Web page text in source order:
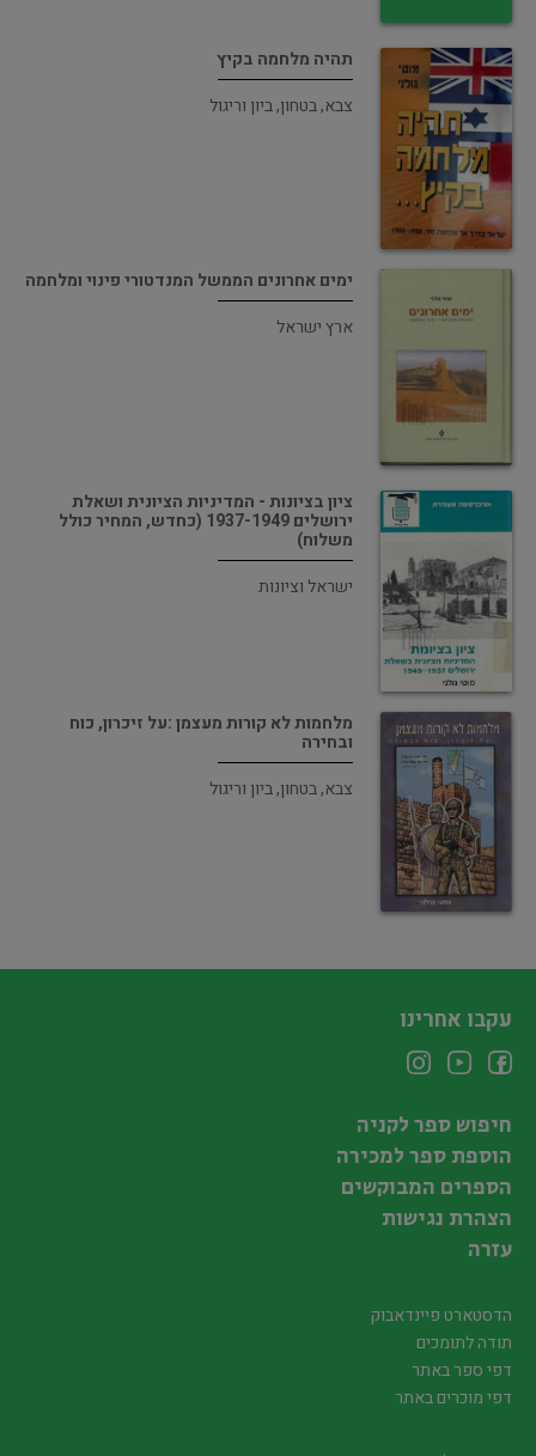
תהיה מלחמה בקיץ
צבא, בטחון, ביון וריגול
ימים אחרונים הממשל המנדטורי פינוי ומלחמה
ארץ ישראל
ציון בציונות - המדיניות הציונית ושאלת
ירושלים 1937-1949 (כחדש, המחיר כולל
משלוח)
ישראל וציונות
מלחמות לא קורות מעצמן :על זיכרון, כוח
ובחירה
צבא, בטחון, ביון וריגול
עקבו אחרינו
חיפוש ספר לקניה
הוספת ספר למכירה
הספרים המבוקשים
הצהרת נגישות
עזרה
הדסטארט פיינדאבוק
תודה לתומכים
דפי ספר באתר
דפי מוכרים באתר